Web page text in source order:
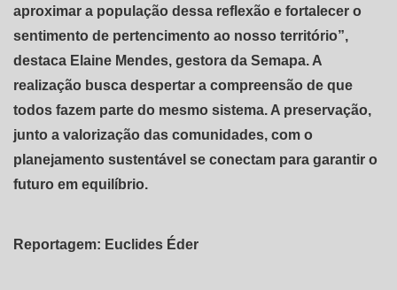
aproximar a população dessa reflexão e fortalecer o
sentimento de pertencimento ao nosso território”,
destaca Elaine Mendes, gestora da Semapa. A
realização busca despertar a compreensão de que
todos fazem parte do mesmo sistema. A preservação,
junto a valorização das comunidades, com o
planejamento sustentável se conectam para garantir o
futuro em equilíbrio.
Reportagem: Euclides Éder